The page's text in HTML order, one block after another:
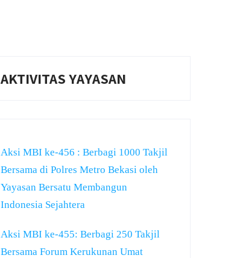
AKTIVITAS YAYASAN
Aksi MBI ke-456 : Berbagi 1000 Takjil
Bersama di Polres Metro Bekasi oleh
Yayasan Bersatu Membangun
Indonesia Sejahtera
Aksi MBI ke-455: Berbagi 250 Takjil
Bersama Forum Kerukunan Umat